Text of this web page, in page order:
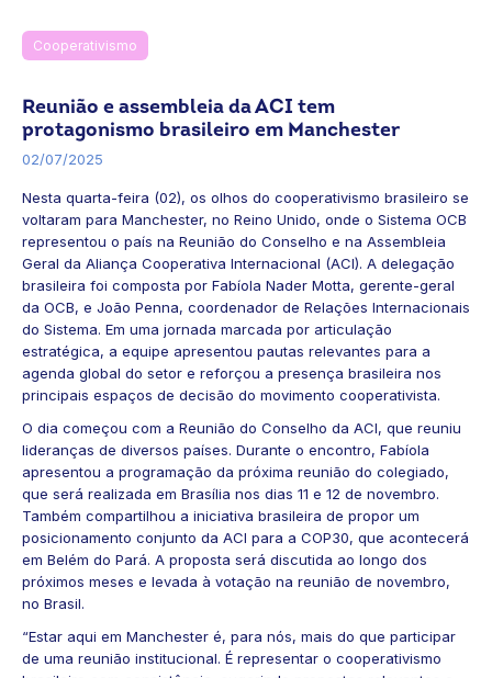
Cooperativismo
Reunião e assembleia da ACI tem
protagonismo brasileiro em Manchester
02/07/2025
Nesta quarta-feira (02), os olhos do cooperativismo brasileiro se
voltaram para Manchester, no Reino Unido, onde o Sistema OCB
representou o país na Reunião do Conselho e na Assembleia
Geral da Aliança Cooperativa Internacional (ACI). A delegação
brasileira foi composta por Fabíola Nader Motta, gerente-geral
da OCB, e João Penna, coordenador de Relações Internacionais
do Sistema. Em uma jornada marcada por articulação
estratégica, a equipe apresentou pautas relevantes para a
agenda global do setor e reforçou a presença brasileira nos
principais espaços de decisão do movimento cooperativista.
O dia começou com a Reunião do Conselho da ACI, que reuniu
lideranças de diversos países. Durante o encontro, Fabíola
apresentou a programação da próxima reunião do colegiado,
que será realizada em Brasília nos dias 11 e 12 de novembro.
Também compartilhou a iniciativa brasileira de propor um
posicionamento conjunto da ACI para a COP30, que acontecerá
em Belém do Pará. A proposta será discutida ao longo dos
próximos meses e levada à votação na reunião de novembro,
no Brasil.
“Estar aqui em Manchester é, para nós, mais do que participar
de uma reunião institucional. É representar o cooperativismo